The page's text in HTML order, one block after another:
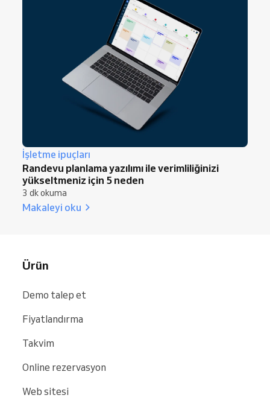
İşletme ipuçları
Randevu planlama yazılımı ile verimliliğinizi
yükseltmeniz için 5 neden
3 dk okuma
Makaleyi oku
Ürün
Demo talep et
Fiyatlandırma
Takvim
Online rezervasyon
Web sitesi